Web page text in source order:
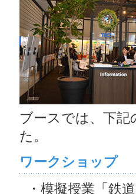
ブースでは、下
た。
ワークショップ
・模擬授業「鉄